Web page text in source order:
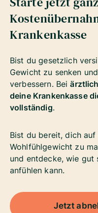
Krankenkasse
Bist du gesetzlich
Gewicht zu senken
verbessern. Bei
deine Krankenkasse
vollständig.
Bist du bereit, dich auf
Wohlfühlgewicht zu
und entdecke, wie gut
anfühlen kann.
Jetzt